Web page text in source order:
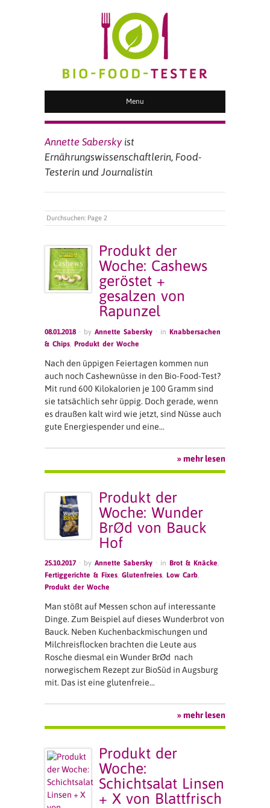
BIO FOOD TESTER
Menu
Annette Sabersky ist
Ernährungswissenschaftlerin, Food-
Testerin und Journalistin
Durchsuchen: Page 2
Produkt der
Woche: Cashews
geröstet +
gesalzen von
Rapunzel
08.01.2018 · by Annette Sabersky · in Knabbersachen
& Chips Produkt der Woche
Nach den üppigen Feiertagen kommen nun
auch noch Cashewnüsse in den Bio-Food-Test?
Mit rund 600 Kilokalorien je 100 Gramm sind
sie tatsächlich sehr üppig. Doch gerade, wenn
es draußen kalt wird wie jetzt, sind Nüsse auch
gute Energiespender und eine…
» mehr lesen
Produkt der
Woche: Wunder
BrØd von Bauck
Hof
25.10.2017 · by Annette Sabersky · in Brot & Knäcke,
Fertiggerichte & Fixes, Glutenfreies, Low Carb,
Produkt der Woche
Man stößt auf Messen schon auf interessante
Dinge. Zum Beispiel auf dieses Wunderbrot von
Bauck. Neben Kuchenbackmischungen und
Milchreisflocken brachten die Leute aus
Rosche diesmal ein Wunder BrØd nach
norwegischem Rezept zur BioSüd in Augsburg
mit. Das ist eine glutenfreie…
» mehr lesen
Produkt der
Woche:
Schichtsalat Linsen
+ X von Blattfrisch